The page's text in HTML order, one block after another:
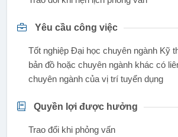
Yêu cầu công việc
Tốt nghiệp Đại học chuyên ngành Kỹ
bản đồ hoặc chuyên ngành khác có
chuyên ngành của vị trí tuyển dụng
Quyền lợi được hưởng
Trao đổi khi phỏng vấn